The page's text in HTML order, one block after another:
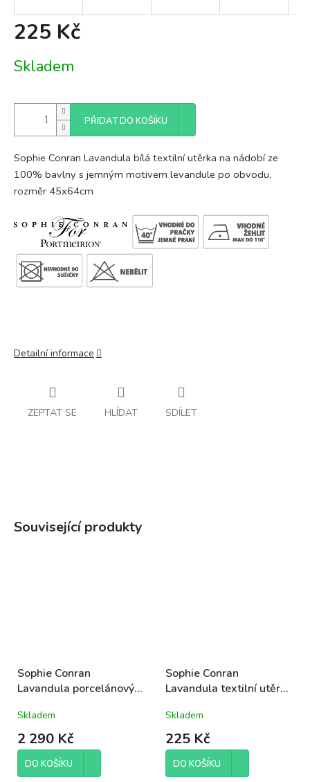
225 Kč
cena:
Skladem
PŘIDAT DO KOŠÍKU
Sophie Conran Lavandula bílá textilní utěrka na nádobí ze
100% bavlny s jemným motivem levandule po obvodu,
rozměr 45x64cm
Detailní informace
ZEPTAT SE HLÍDAT SDÍLET
Související produkty
Sophie Conran
Lavandula porcelánový
velký levandule jarní
Skladem
2 290 Kč
DO KOŠÍKU
Sophie Conran
Lavandula textilní utěrka
levandule jarní plný vzor
Skladem
225 Kč
DO KOŠÍKU